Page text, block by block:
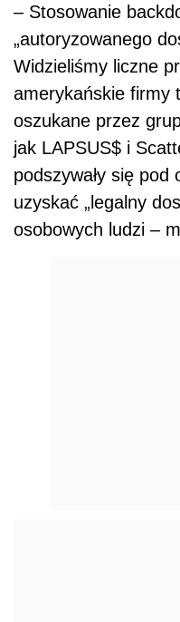
– Stosowanie
„autoryzowanego
Widzieliśmy liczne
amerykańskie firmy
oszukane przez
jak LAPSUS$ i
podszywały się
uzyskać „legalny
osobowych ludzi –